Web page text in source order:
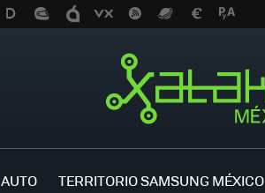
AUTO TERRITORIO SAMSUNG MÉXICO